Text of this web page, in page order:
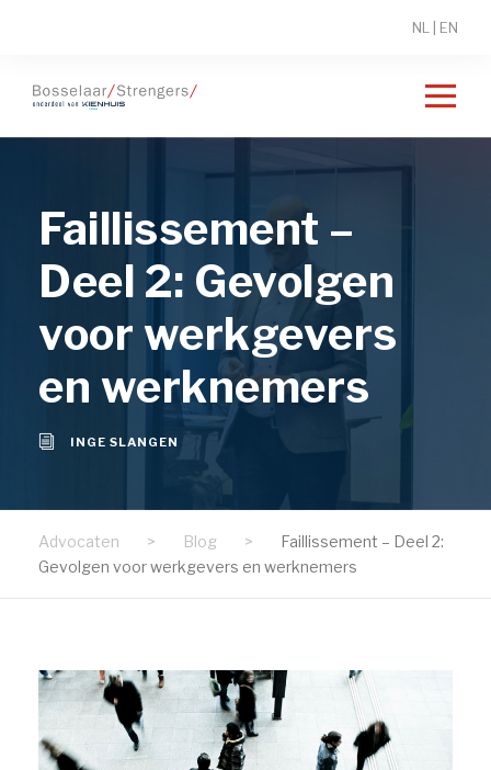
NL EN
Faillissement –
Deel 2: Gevolgen
voor werkgevers
en werknemers
INGE SLANGEN
Advocaten > Blog >
Faillissement – Deel 2:
Gevolgen voor werkgevers en werknemers